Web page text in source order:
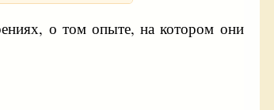
о том опыте, на котором они